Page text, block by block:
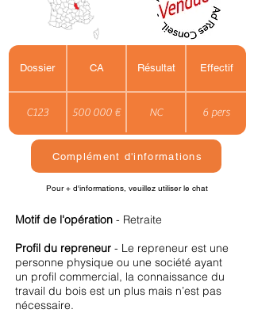
Dossier CA Résultat Effectif
C123 500 000 € NC 6 pers
Complément d'informations
Pour + d'informations, veuillez utiliser le chat
Motif de l'opération - Retraite
Profil du repreneur - Le repreneur est une
personne physique ou une société ayant
un profil commercial, la connaissance du
travail du bois est un plus mais n’est pas
nécessaire.